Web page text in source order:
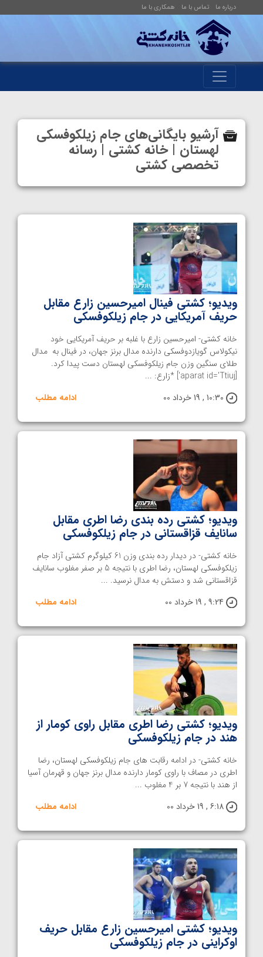
درباره ما تماس با ما همکاری با ما
آرشیو بایگانی‌های جام زیلکوفسکی
لهستان | خانه کشتی | رسانه
تخصصی کشتی
ویدیو؛ کشتی فینال امیرحسین زارع مقابل
حریف آمریکایی در جام زیلکوفسکی
خانه کشتی- امیرحسین زارع با غلبه بر حریف آمریکایی خود
نیکولاس گویازدوفسکی دارنده مدال برنز جهان، در فینال به مدال
طلای سنگین وزن جام زیلکوفسکی لهستان دست پیدا کرد.
[aparat id='Ttiuj'] *زارع: ...
10:30 , 19 خرداد 00
ادامه مطلب
ویدیو؛ کشتی رده بندی رضا اطری مقابل
سانایف قزاقستانی در جام زیلکوفسکی
خانه کشتی- در دیدار رده بندی وزن 61 کیلوگرم کشتی آزاد جام
زیلکوفسکی لهستان، رضا اطری با نتیجه 5 بر صفر مغلوب سانایف
قزاقستانی شد و دستش به مدال نرسید. ...
9:24 , 19 خرداد 00
ادامه مطلب
ویدیو؛ کشتی رضا اطری مقابل راوی کومار از
هند در جام زیلکوفسکی
خانه کشتی- در ادامه رقابت های جام زیلکوفسکی لهستان، رضا
اطری در مصاف با راوی کومار دارنده مدال برنز جهان و قهرمان آسیا
از هند با نتیجه 7 بر 4 مغلوب ...
6:18 , 19 خرداد 00
ادامه مطلب
ویدیو؛ کشتی امیرحسین زارع مقابل حریف
اوکراینی در جام زیلکوفسکی